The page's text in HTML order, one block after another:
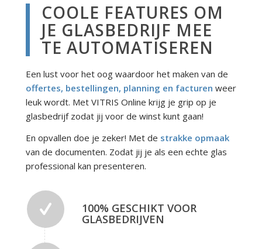
COOLE FEATURES OM
JE GLASBEDRIJF MEE
TE AUTOMATISEREN
Een lust voor het oog waardoor het maken van de
offertes, bestellingen, planning en facturen weer
leuk wordt. Met VITRIS Online krijg je grip op je
glasbedrijf zodat jij voor de winst kunt gaan!
En opvallen doe je zeker! Met de strakke opmaak
van de documenten. Zodat jij je als een echte glas
professional kan presenteren.
100% GESCHIKT VOOR
GLASBEDRIJVEN